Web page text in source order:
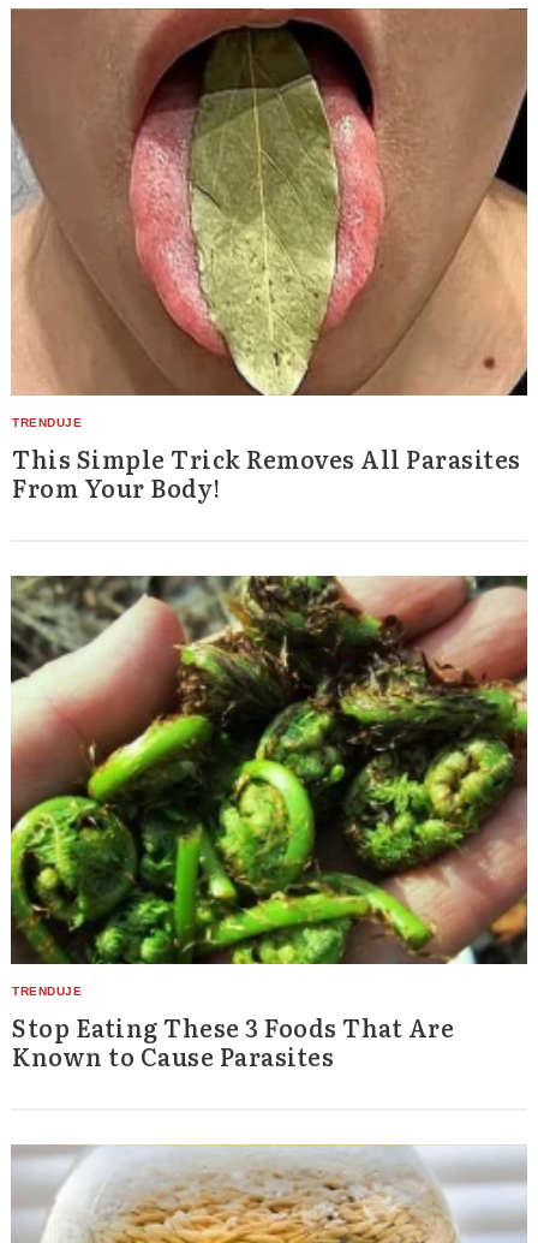
This Simple Trick Removes All Parasites
From Your Body!
Stop Eating These 3 Foods That Are
Known to Cause Parasites